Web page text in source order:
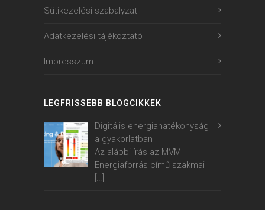
Sütikezelési szabalyzat
Adatkezelési tájékoztató
Impresszum
LEGFRISSEBB BLOGCIKKEK
Digitális energiahatékonyság
a gyakorlatban
Az alábbi írás az MVM
Energiaforrás című szakmai
[…]